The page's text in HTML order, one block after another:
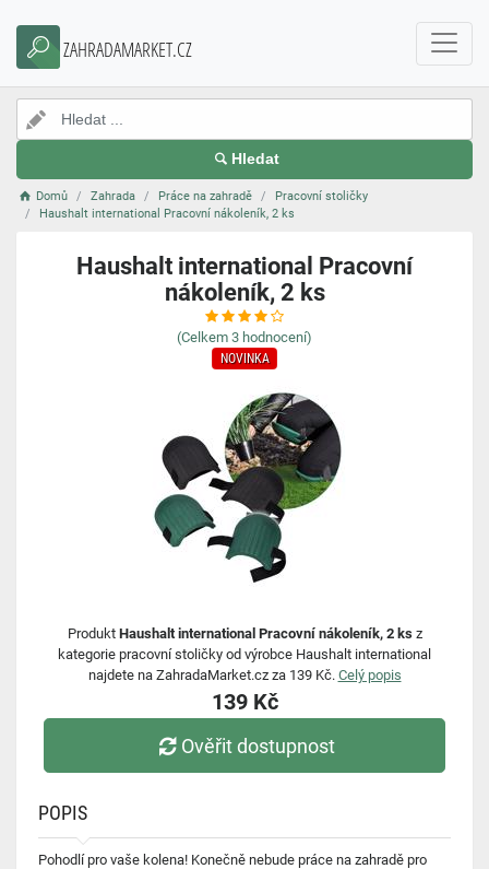
ZAHRADAMARKET.CZ
Hledat
Domů Zahrada Práce na zahradě
Pracovní stoličky
Haushalt international Pracovní nákoleník, 2 ks
Haushalt international Pracovní
nákoleník, 2 ks
(Celkem 3 hodnocení)
NOVINKA
Produkt Haushalt international Pracovní nákoleník, 2 ksz
kategorie pracovní stoličky od výrobce Haushalt international
najdete na ZahradaMarket.cz za 139 Kč. Celý popis
139 Kč
Ověřit dostupnost
POPIS
Pohodlí pro vaše kolena! Konečně nebude práce na zahradě pro